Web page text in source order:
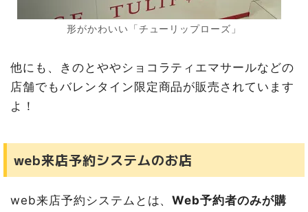
形がかわいい「チューリップローズ」
他にも、きのとややショコラティエマサールなどの
店舗でもバレンタイン限定商品が販売されています
よ！
web来店予約システムのお店
web来店予約システムとは、Web予約者のみが購